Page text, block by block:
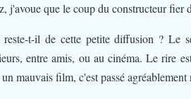
j'avoue que le coup du constructeur fier
reste-t-il de cette petite diffusion ? Le
entre amis, ou au cinéma. Le rire
un mauvais film, c'est passé